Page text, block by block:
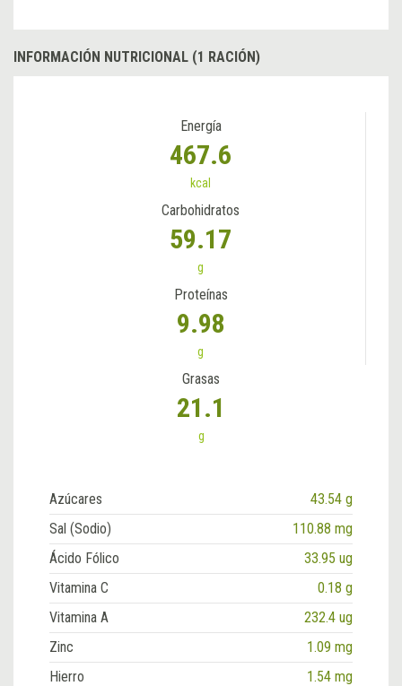
INFORMACIÓN NUTRICIONAL (1 RACIÓN)
Energía
467.6
kcal
Carbohidratos
59.17
g
Proteínas
9.98
g
Grasas
21.1
g
Azúcares
43.54 g
Sal (Sodio)
110.88 mg
Ácido Fólico
33.95 ug
Vitamina C
0.18 g
Vitamina A
232.4 ug
Zinc
1.09 mg
Hierro
1.54 mg